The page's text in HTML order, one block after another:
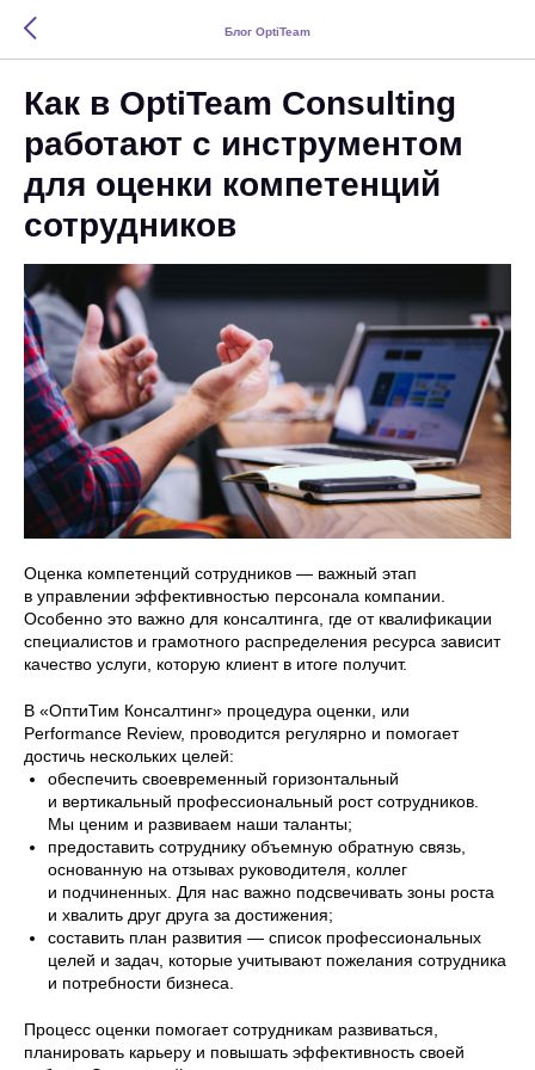
Блог OptiTeam
Как в OptiTeam Consulting
работают с инструментом
для оценки компетенций
сотрудников
Оценка компетенций сотрудников — важный этап
в управлении эффективностью персонала компании.
Особенно это важно для консалтинга, где от квалификации
специалистов и грамотного распределения ресурса зависит
качество услуги, которую клиент в итоге получит.
В «ОптиТим Консалтинг» процедура оценки, или
Performance Review, проводится регулярно и помогает
достичь нескольких целей:
обеспечить своевременный горизонтальный
и вертикальный профессиональный рост сотрудников.
Мы ценим и развиваем наши таланты;
предоставить сотруднику объемную обратную связь,
основанную на отзывах руководителя, коллег
и подчиненных. Для нас важно подсвечивать зоны роста
и хвалить друг друга за достижения;
составить план развития — список профессиональных
целей и задач, которые учитывают пожелания сотрудника
и потребности бизнеса.
Процесс оценки помогает сотрудникам развиваться,
планировать карьеру и повышать эффективность своей